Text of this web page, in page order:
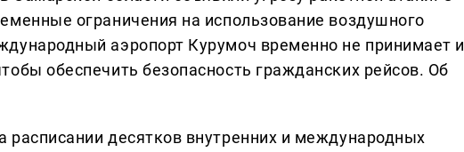
ограничения на использование воздушного
аэропорт Курумоч временно не принимает и
обеспечить безопасность гражданских рейсов. Об
расписании десятков внутренних и международных